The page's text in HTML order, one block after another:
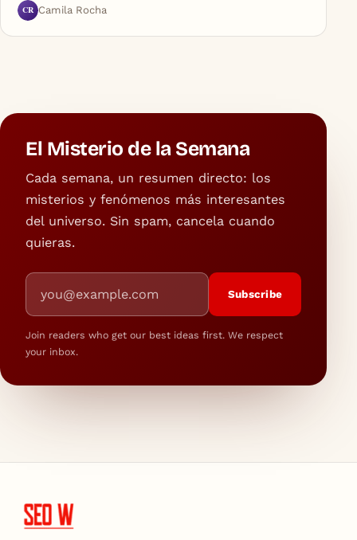
CR Camila Rocha
El Misterio de la Semana
Cada semana, un resumen directo: los
misterios y fenómenos más interesantes
del universo. Sin spam, cancela cuando
quieras.
Email address
Subscribe
Join readers who get our best ideas first. We respect
your inbox.